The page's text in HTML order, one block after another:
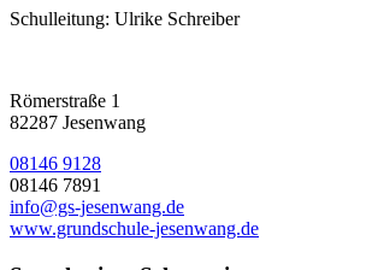
Schulleitung: Ulrike Schreiber
Römerstraße 1
82287 Jesenwang
08146 9128
08146 7891
info@gs-jesenwang.de
www.grundschule-jesenwang.de